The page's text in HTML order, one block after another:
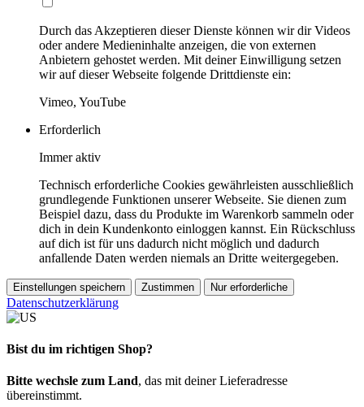
Durch das Akzeptieren dieser Dienste können wir dir Videos
oder andere Medieninhalte anzeigen, die von externen
Anbietern gehostet werden. Mit deiner Einwilligung setzen
wir auf dieser Webseite folgende Drittdienste ein:
Vimeo, YouTube
Erforderlich
Immer aktiv
Technisch erforderliche Cookies gewährleisten ausschließlich
grundlegende Funktionen unserer Webseite. Sie dienen zum
Beispiel dazu, dass du Produkte im Warenkorb sammeln oder
dich in dein Kundenkonto einloggen kannst. Ein Rückschluss
auf dich ist für uns dadurch nicht möglich und dadurch
anfallende Daten werden niemals an Dritte weitergegeben.
Einstellungen speichern Zustimmen Nur erforderliche
Datenschutzerklärung
Bist du im richtigen Shop?
Bitte wechsle zum Land, das mit deiner Lieferadresse
übereinstimmt.